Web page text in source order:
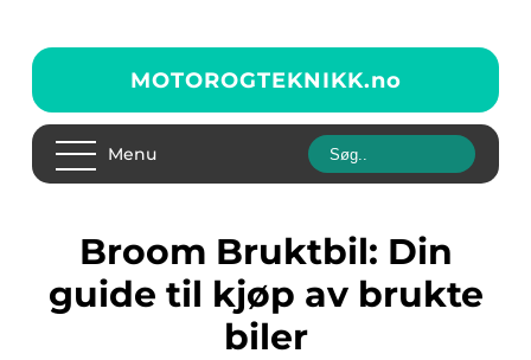
MOTOROGTEKNIKK.no
Menu
Broom Bruktbil: Din
guide til kjøp av brukte
biler